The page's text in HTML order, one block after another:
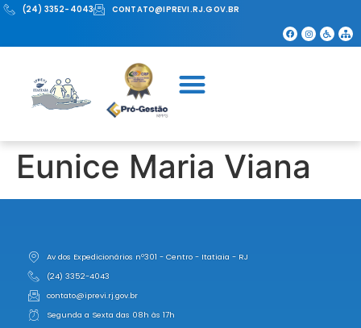
(24) 3352-4043 CONTATO@IPREVI.RJ.GOV.BR
Eunice Maria Viana
Av dos Expedicionários nº301 - Centro - Itatiaia - RJ
(24) 3352-4043
contato@iprevi.rj.gov.br
Segunda a Sexta das 08h às 17h